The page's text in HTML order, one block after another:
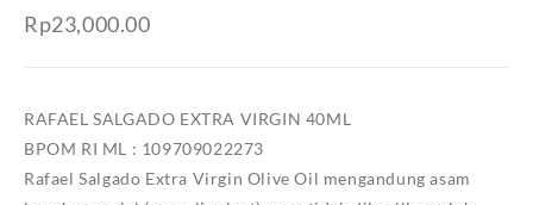
Rp23,000.00
RAFAEL SALGADO EXTRA VIRGIN 40ML
BPOM RI ML : 109709022273
Rafael Salgado Extra Virgin Olive Oil mengandung asam